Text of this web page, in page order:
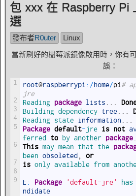
包 xxx 在 Raspberry Pi
選
發布者R0uter
Linux
當新刷好的樹莓派鏡像啟用時，你有
誤：
1
2
3
4
5
6
7
8
9
root@raspberrypi : /home/pi#
jre
Reading package lists . . .
Building dependency tree. . .
Reading state information . . .
Package default-jre is not
ferred to by another package.
This may mean that the
been obsoleted ,
or
is only available from
E : Package 'default-jre' has
ndidate